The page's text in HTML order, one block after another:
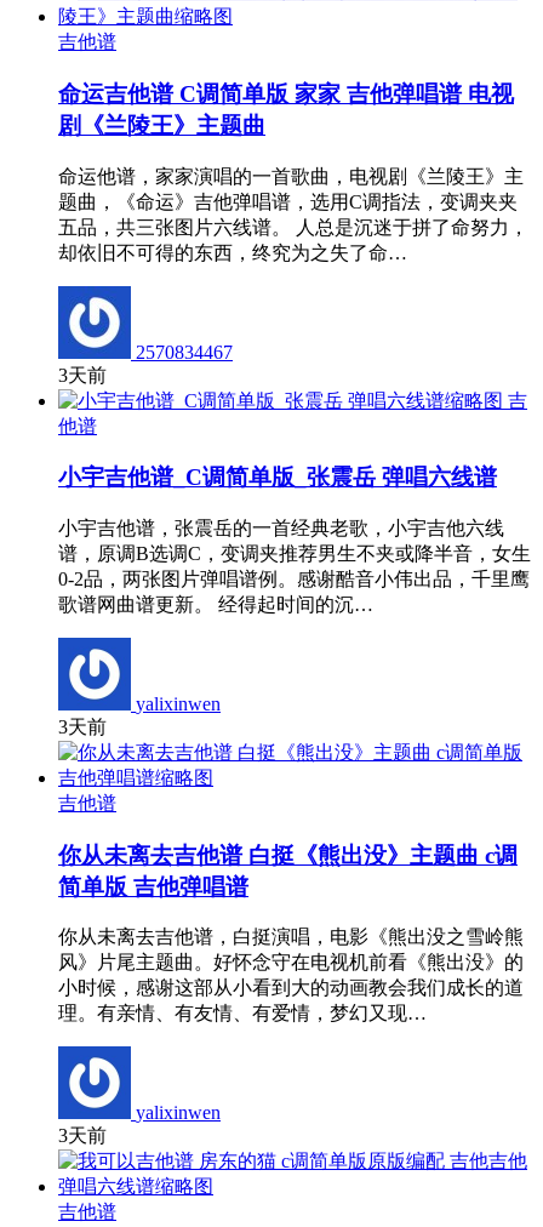
吉他谱
命运吉他谱 C调简单版 家家 吉他弹唱谱 电视
剧《兰陵王》主题曲
命运他谱，家家演唱的一首歌曲，电视剧《兰陵王》主
题曲，《命运》吉他弹唱谱，选用C调指法，变调夹夹
五品，共三张图片六线谱。 人总是沉迷于拼了命努力，
却依旧不可得的东西，终究为之失了命…
2570834467
3天前
吉
他谱
小宇吉他谱_C调简单版_张震岳 弹唱六线谱
小宇吉他谱，张震岳的一首经典老歌，小宇吉他六线
谱，原调B选调C，变调夹推荐男生不夹或降半音，女生
0-2品，两张图片弹唱谱例。感谢酷音小伟出品，千里鹰
歌谱网曲谱更新。 经得起时间的沉…
yalixinwen
3天前
吉他谱
你从未离去吉他谱 白挺《熊出没》主题曲 c调
简单版 吉他弹唱谱
你从未离去吉他谱，白挺演唱，电影《熊出没之雪岭熊
风》片尾主题曲。好怀念守在电视机前看《熊出没》的
小时候，感谢这部从小看到大的动画教会我们成长的道
理。有亲情、有友情、有爱情，梦幻又现…
yalixinwen
3天前
吉他谱